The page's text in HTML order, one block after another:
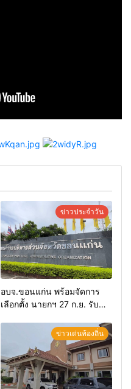
ข่าวประจำวัน
อบจ.ขอนแก่น พร้อมจัดการ
เลือกตั้ง นายกฯ 27 ก.ย. รับ
ลงสมัครรับการเลือกตั้งหาก
คุณสมบัติครบ มั่นใจคนใช้
สิทธิ์ทะลุ 70%
ข่าวเด่นท้องถิ่น